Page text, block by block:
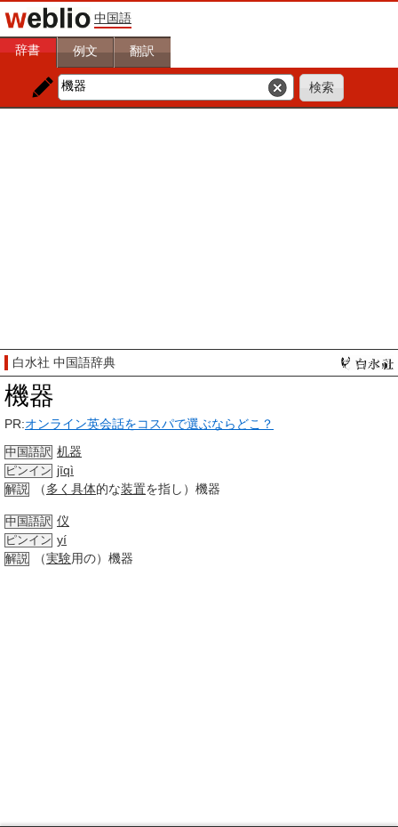
中国語
辞書 例文 翻訳
白水社 中国語辞典
機器
PR:オンライン英会話をコスパで選ぶならどこ？
中国語訳 机器
ピンイン jīqì
解説 （多く 具体的な装置を指し）機器
中国語訳 仪
ピンイン yí
解説 （実験用の）機器